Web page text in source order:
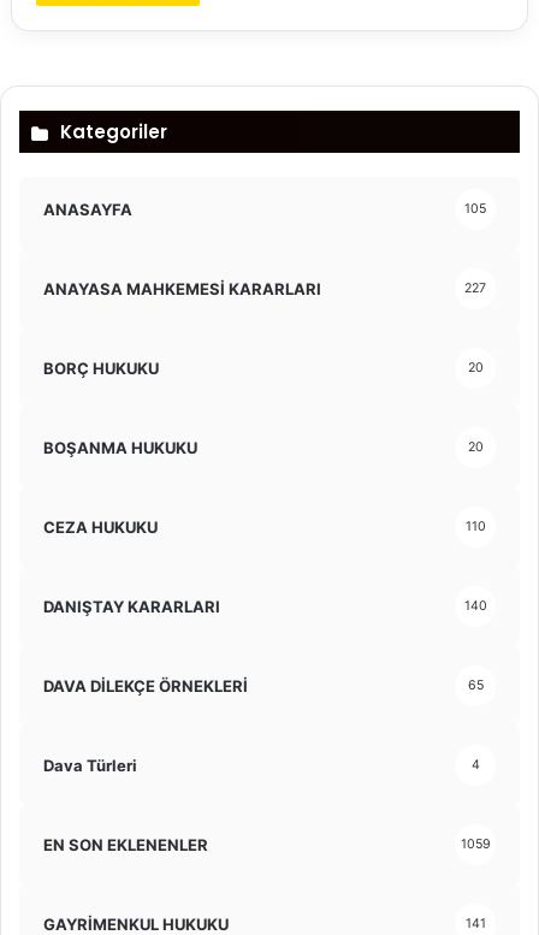
Kategoriler
ANASAYFA 105
ANAYASA MAHKEMESİ KARARLARI 227
BORÇ HUKUKU 20
BOŞANMA HUKUKU 20
CEZA HUKUKU 110
DANIŞTAY KARARLARI 140
DAVA DİLEKÇE ÖRNEKLERİ 65
Dava Türleri 4
EN SON EKLENENLER 1059
GAYRİMENKUL HUKUKU 141